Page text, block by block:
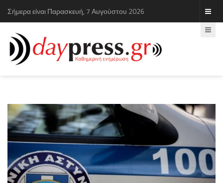
Σήμερα είναι Παρασκευή, 7 Αυγούστου 2026